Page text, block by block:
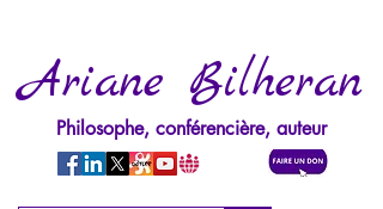
Ariane Bilheran
Philosophe, conférencière, auteur